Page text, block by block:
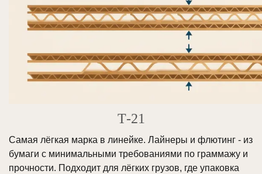
Т-21
Самая лёгкая марка в линейке. Лайнеры и флютинг - из
бумаги с минимальными требованиями по граммажу и
прочности. Подходит для лёгких грузов, где упаковка